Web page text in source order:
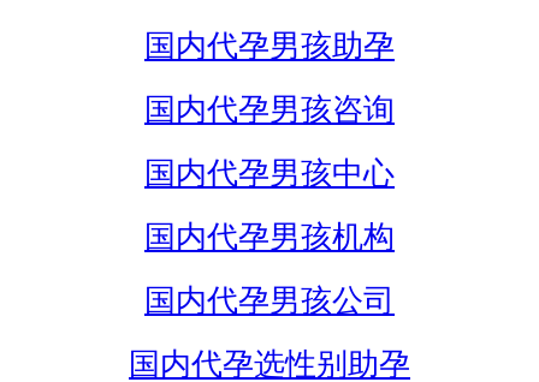
国内代孕男孩助孕
国内代孕男孩咨询
国内代孕男孩中心
国内代孕男孩机构
国内代孕男孩公司
国内代孕选性别助孕